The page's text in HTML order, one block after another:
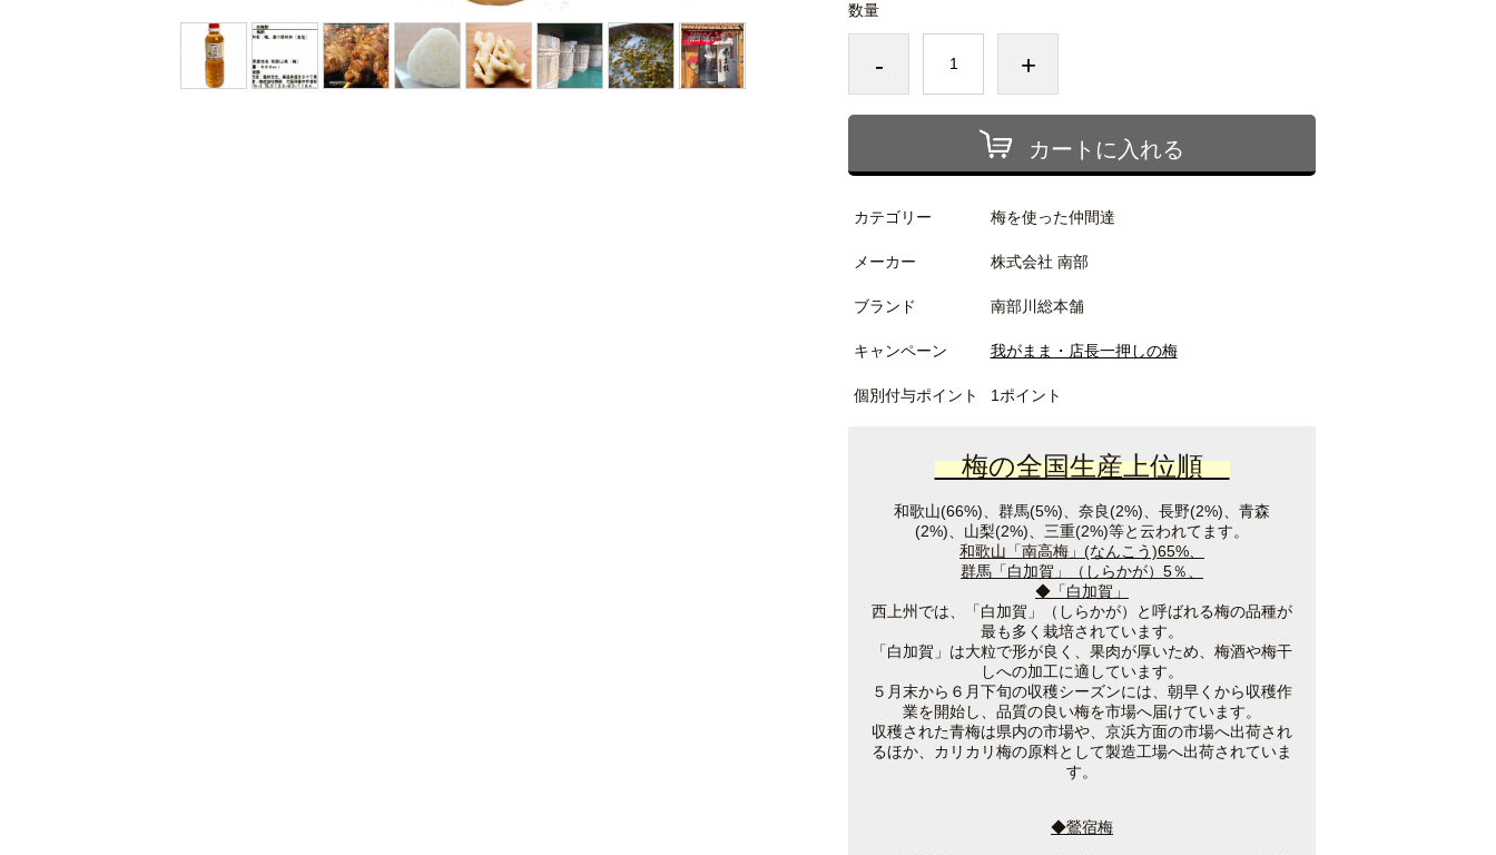
数量
- +
カートに入れる
カテゴリー 梅を使った仲間達
メーカー 株式会社 南部
ブランド 南部川総本舗
キャンペーン 我がまま・店長一押しの梅
個別付与ポイント 1ポイント
梅の全国生産上位順
和歌山(66%)、群馬(5%)、奈良(2%)、長野(2%)、青森
(2%)、山梨(2%)、三重(2%)等と云われてます。
和歌山「南高梅」(なんこう)65%、
群馬「白加賀」（しらかが）5％、
◆ 「白加賀」
西上州では、「白加賀」（しらかが）と呼ばれる梅の品種が
最も多く栽培されています。
「白加賀」は大粒で形が良く、果肉が厚いため、梅酒や梅干
しへの加工に適しています。
５月末から６月下旬の収穫シーズンには、朝早くから収穫作
業を開始し、品質の良い梅を市場へ届けています。
収穫された青梅は県内の市場や、京浜方面の市場へ出荷され
るほか、カリカリ梅の原料として製造工場へ出荷されていま
す。
◆鶯宿梅